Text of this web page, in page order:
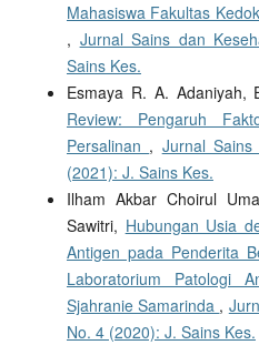
Mahasiswa Fakultas
, Jurnal Sains dan
Sains Kes.
Esmaya R. A. Adaniyah,
Review: Pengaruh
Persalinan , Jurnal
(2021): J. Sains Kes.
Ilham Akbar Choirul
Sawitri, Hubungan Usia
Antigen pada Penderita
Laboratorium Patologi
Sjahranie Samarinda ,
No. 4 (2020): J. Sains Kes.